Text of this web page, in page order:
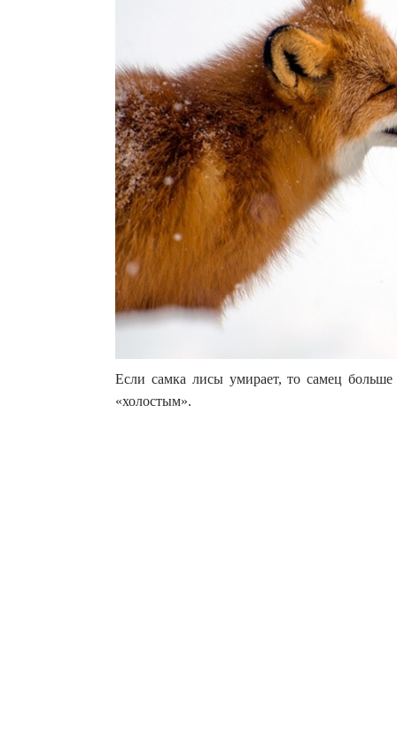
Если самка лисы умирает, то самец
«холостым».